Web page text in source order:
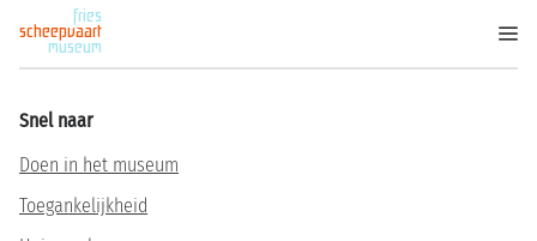
fries
scheepvaart
museum
Snel naar
Doen in het museum
Toegankelijkheid